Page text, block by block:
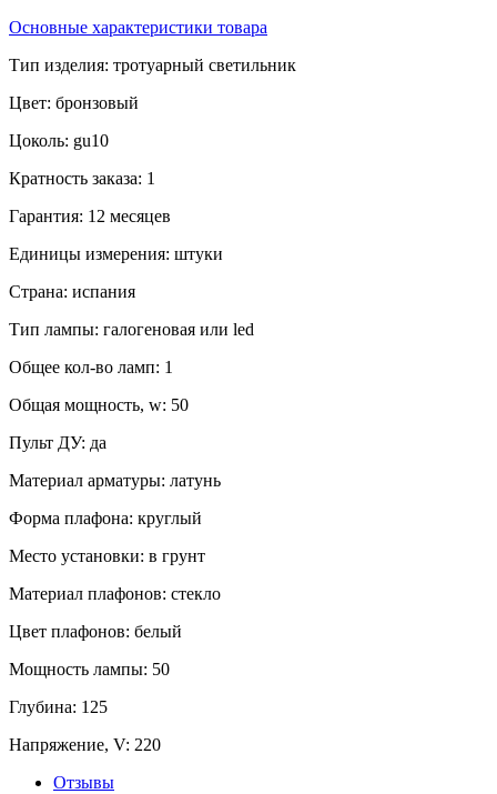
Основные характеристики товара
Тип изделия: тротуарный светильник
Цвет: бронзовый
Цоколь: gu10
Кратность заказа: 1
Гарантия: 12 месяцев
Единицы измерения: штуки
Страна: испания
Тип лампы: галогеновая или led
Общее кол-во ламп: 1
Общая мощность, w: 50
Пульт ДУ: да
Материал арматуры: латунь
Форма плафона: круглый
Место установки: в грунт
Материал плафонов: стекло
Цвет плафонов: белый
Мощность лампы: 50
Глубина: 125
Напряжение, V: 220
Отзывы